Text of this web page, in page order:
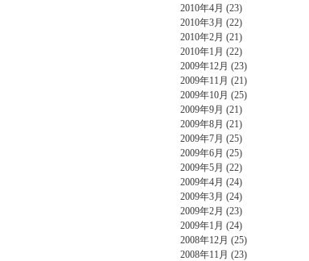
2010年4月 (23)
2010年3月 (22)
2010年2月 (21)
2010年1月 (22)
2009年12月 (23)
2009年11月 (21)
2009年10月 (25)
2009年9月 (21)
2009年8月 (21)
2009年7月 (25)
2009年6月 (25)
2009年5月 (22)
2009年4月 (24)
2009年3月 (24)
2009年2月 (23)
2009年1月 (24)
2008年12月 (25)
2008年11月 (23)